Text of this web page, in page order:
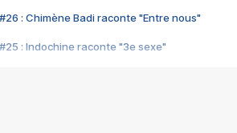
#26 : Chimène Badi raconte "Entre nous"
#25 : Indochine raconte "3e sexe"